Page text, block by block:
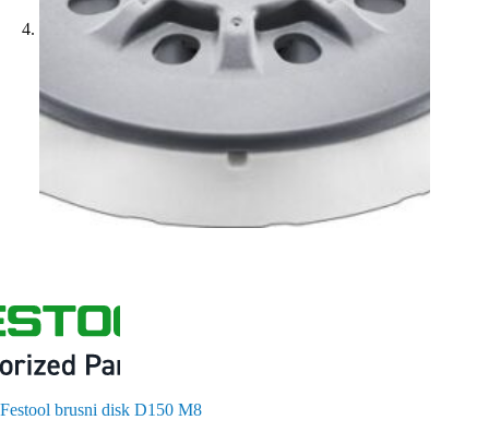
Festool brusni disk D150 M8